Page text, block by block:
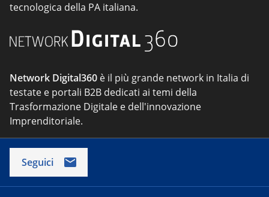
tecnologica della PA italiana.
Network Digital360 è il più grande network in Italia di
testate e portali B2B dedicati ai temi della
Trasformazione Digitale e dell'innovazione
Imprenditoriale.
Seguici